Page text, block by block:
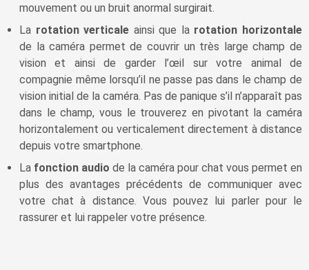
mouvement ou un bruit anormal surgirait.
La rotation verticale ainsi que la rotation horizontale
de la caméra permet de couvrir un très large champ de
vision et ainsi de garder l’œil sur votre animal de
compagnie même lorsqu’il ne passe pas dans le champ de
vision initial de la caméra. Pas de panique s’il n’apparaît pas
dans le champ, vous le trouverez en pivotant la caméra
horizontalement ou verticalement directement à distance
depuis votre smartphone.
La fonction audio de la caméra pour chat vous permet en
plus des avantages précédents de communiquer avec
votre chat à distance. Vous pouvez lui parler pour le
rassurer et lui rappeler votre présence.